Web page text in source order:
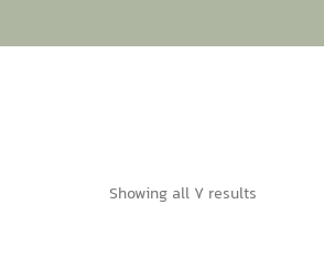
Showing all 7 results